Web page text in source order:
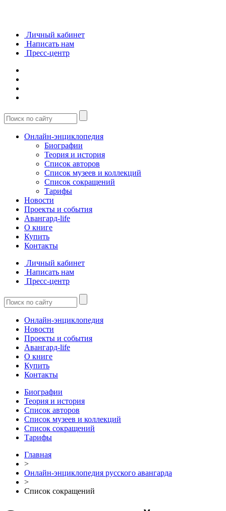
Личный кабинет
Написать нам
Пресс-центр
Онлайн-энциклопедия
Биографии
Теория и история
Список авторов
Список музеев и коллекций
Список сокращений
Тарифы
Новости
Проекты и события
Авангард-life
О книге
Купить
Контакты
Личный кабинет
Написать нам
Пресс-центр
Онлайн-энциклопедия
Новости
Проекты и события
Авангард-life
О книге
Купить
Контакты
Биографии
Теория и история
Список авторов
Список музеев и коллекций
Список сокращений
Тарифы
Главная
>
Онлайн-энциклопедия русского авангарда
>
Список сокращений